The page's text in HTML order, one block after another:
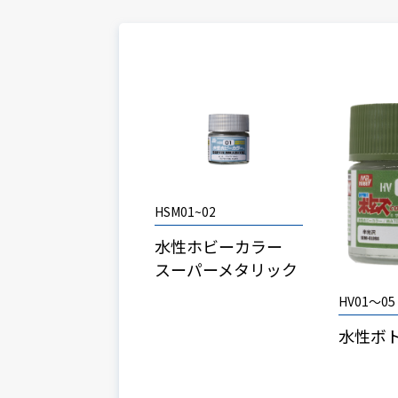
HSM01~02
水性ホビーカラー
スーパーメタリック
HV01～05
水性ボ